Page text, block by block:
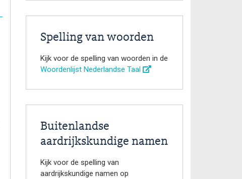
Spelling van woorden
Kijk voor de spelling van woorden in de
Woordenlijst Nederlandse Taal
Buitenlandse
aardrijkskundige namen
Kijk voor de spelling van
aardrijkskundige namen op